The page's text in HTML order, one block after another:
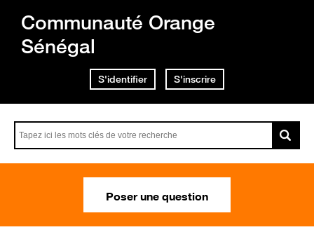
Communauté Orange
Sénégal
S'identifier S'inscrire
Poser une question